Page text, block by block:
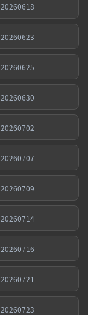
20260618
20260623
20260625
20260630
20260702
20260707
20260709
20260714
20260716
20260721
20260723